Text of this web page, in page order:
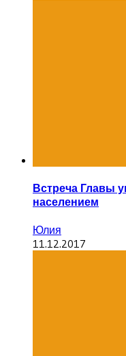
Встреча Главы
населением
Юлия
11.12.2017